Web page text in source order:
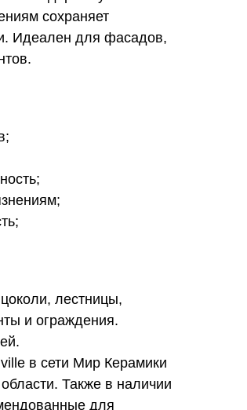
сохраняет
Идеален для фасадов,
лестницы,
и ограждения.
в сети Мир Керамики
Также в наличии
для